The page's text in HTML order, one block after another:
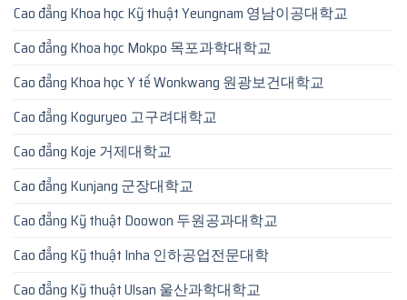
Cao đẳng Khoa học Kỹ thuật Yeungnam 영남이공대학교
Cao đẳng Khoa học Mokpo 목포과학대학교
Cao đẳng Khoa học Y tế Wonkwang 원광보건대학교
Cao đẳng Koguryeo 고구려대학교
Cao đẳng Koje 거제대학교
Cao đẳng Kunjang 군장대학교
Cao đẳng Kỹ thuật Doowon 두원공과대학교
Cao đẳng Kỹ thuật Inha 인하공업전문대학
Cao đẳng Kỹ thuật Ulsan 울산과학대학교